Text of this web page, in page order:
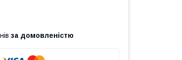
за домовленістю